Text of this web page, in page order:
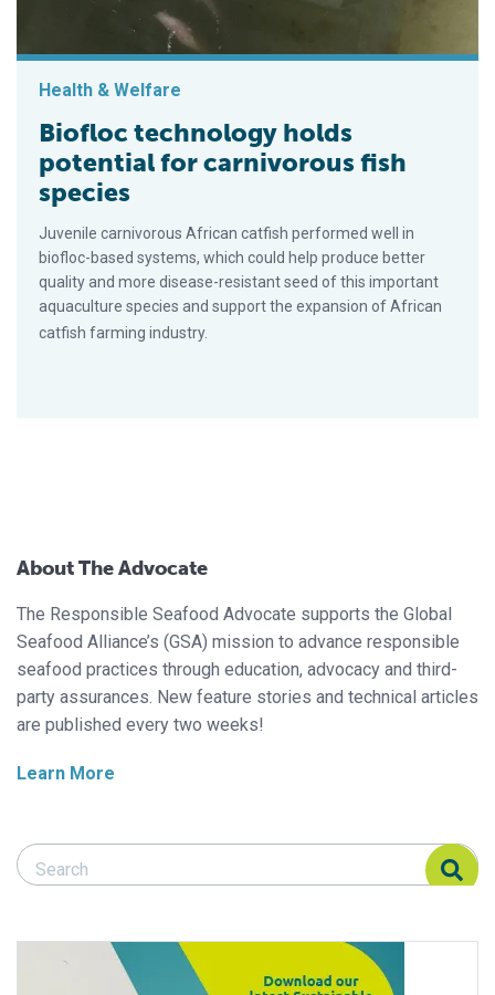
Health & Welfare
Biofloc technology holds
potential for carnivorous fish
species
Juvenile carnivorous African catfish performed well in
biofloc-based systems, which could help produce better
quality and more disease-resistant seed of this important
aquaculture species and support the expansion of African
catfish farming industry.
About The Advocate
The Responsible Seafood Advocate supports the Global
Seafood Alliance’s (GSA) mission to advance responsible
seafood practices through education, advocacy and third-
party assurances. New feature stories and technical articles
are published every two weeks!
Learn More
Search Responsible Seafood Advocate
Search Responsible Seafood Advocate